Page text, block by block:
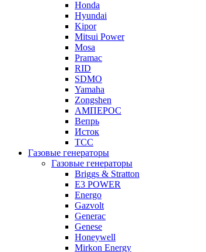
Honda
Hyundai
Kipor
Mitsui Power
Mosa
Pramac
RID
SDMO
Yamaha
Zongshen
АМПЕРОС
Вепрь
Исток
ТСС
Газовые генераторы
Газовые генераторы
Briggs & Stratton
E3 POWER
Energo
Gazvolt
Generac
Genese
Honeywell
Mirkon Energy